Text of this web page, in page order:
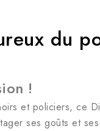
du
!
et policiers, ce
ses goûts et